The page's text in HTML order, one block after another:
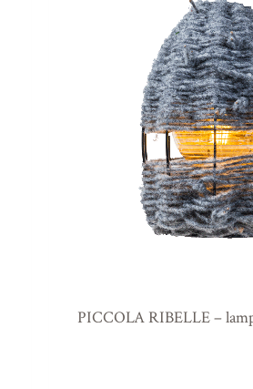
PICCOLA RIBELLE –